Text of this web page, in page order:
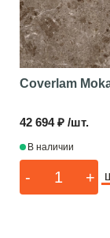
Coverlam
42 694 ₽ /шт.
В наличии
- +